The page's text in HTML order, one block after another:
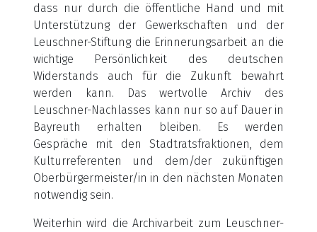
dass nur durch die öffentliche Hand und mit
Unterstützung der Gewerkschaften und der
Leuschner-Stiftung die Erinnerungsarbeit an die
wichtige Persönlichkeit des deutschen
Widerstands auch für die Zukunft bewahrt
werden kann. Das wertvolle Archiv des
Leuschner-Nachlasses kann nur so auf Dauer in
Bayreuth erhalten bleiben. Es werden
Gespräche mit den Stadtratsfraktionen, dem
Kulturreferenten und dem/der zukünftigen
Oberbürgermeister/in in den nächsten Monaten
notwendig sein.
Weiterhin wird die Archivarbeit zum Leuschner-